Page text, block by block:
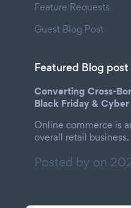
Feature Requests
Guest Blog Post
Featured Blog post
Converting Cross-
Black Friday &
Online commerce is
overall retail business.
Posted by on